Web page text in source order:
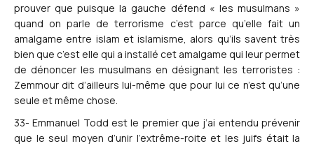
prouver que puisque la gauche défend « les musulmans »
quand on parle de terrorisme c’est parce qu’elle fait un
amalgame entre islam et islamisme, alors qu’ils savent très
bien que c’est elle qui a installé cet amalgame qui leur permet
de dénoncer les musulmans en désignant les terroristes :
Zemmour dit d’ailleurs lui-même que pour lui ce n’est qu’une
seule et même chose.
33- Emmanuel Todd est le premier que j’ai entendu prévenir
que le seul moyen d’unir l’extrême-roite et les juifs était la